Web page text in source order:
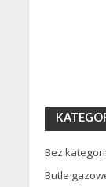
Bez kategorii
Butle